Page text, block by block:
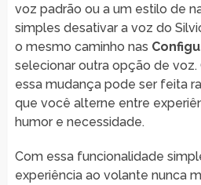
voz padrão ou a um estilo de
simples desativar a voz do
o mesmo caminho nas
selecionar outra opção de voz.
essa mudança pode ser feita
que você alterne entre
humor e necessidade.
Com essa funcionalidade
experiência ao volante nunca